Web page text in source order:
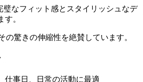
璧なフィット感とスタイリッシュなデ
。
の驚きの伸縮性を絶賛しています。
仕事日、日常の活動に最適